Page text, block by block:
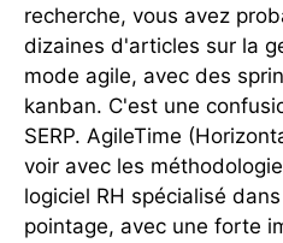
recherche, vous avez
dizaines d'articles sur la
mode agile, avec des
kanban. C'est une
SERP. AgileTime
voir avec les
logiciel RH spécialisé
pointage, avec une forte